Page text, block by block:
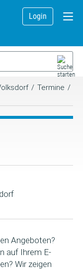
Login
/ Termine /
Angeboten?
auf Ihrem E-
Wir zeigen